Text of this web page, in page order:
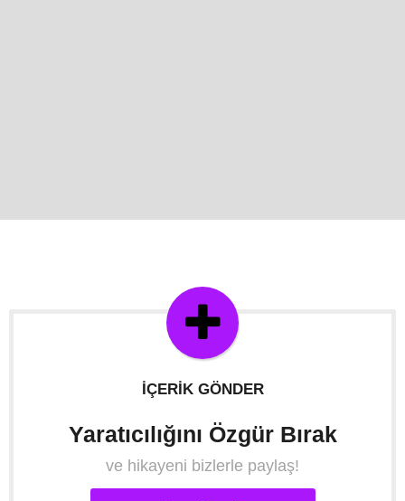
İÇERIK GÖNDER
Yaratıcılığını Özgür Bırak
ve hikayeni bizlerle paylaş!